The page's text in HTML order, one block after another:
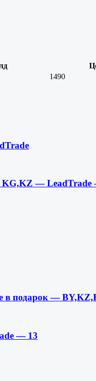
1490
KG,KZ —
в подарок —
— 13